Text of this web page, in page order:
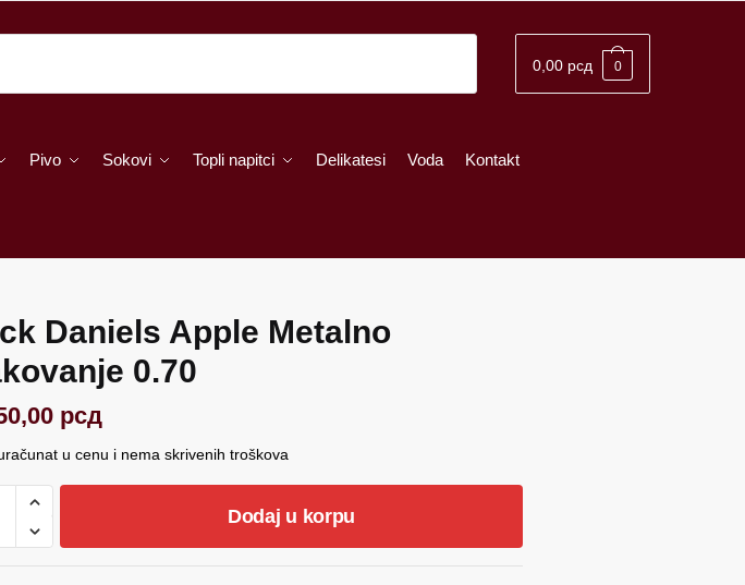
0,00 рсд 0
Pivo Sokovi Topli napitci Delikatesi Voda Kontakt
Daniels Apple Metalno
0.70
рсд
u cenu i nema skrivenih troškova
Dodaj u korpu